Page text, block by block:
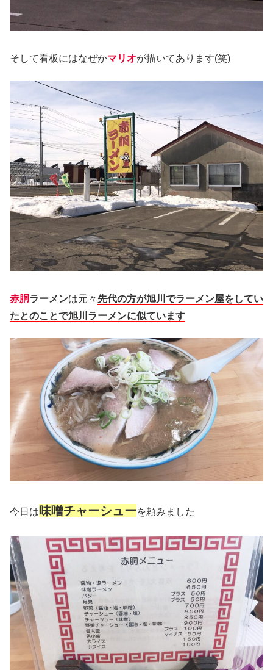
そして看板にはなぜかマリオが描いてあります(笑)
赤胴ラーメンは元々 先代の方が旭川でラーメン屋をしてい
たとのことで旭川ラーメンに似ています
今日は味噌チャーシューを頼みました